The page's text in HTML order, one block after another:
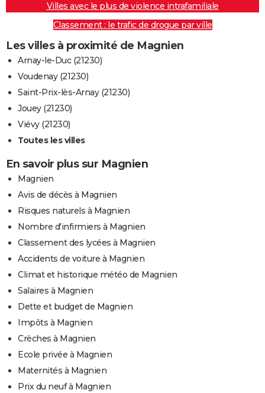
Villes avec le plus de violence intrafamiliale
Classement : le trafic de drogue par ville
Les villes à proximité de Magnien
Arnay-le-Duc (21230)
Voudenay (21230)
Saint-Prix-lès-Arnay (21230)
Jouey (21230)
Viévy (21230)
Toutes les villes
En savoir plus sur Magnien
Magnien
Avis de décès à Magnien
Risques naturels à Magnien
Nombre d'infirmiers à Magnien
Classement des lycées à Magnien
Accidents de voiture à Magnien
Climat et historique météo de Magnien
Salaires à Magnien
Dette et budget de Magnien
Impôts à Magnien
Crèches à Magnien
Ecole privée à Magnien
Maternités à Magnien
Prix du neuf à Magnien